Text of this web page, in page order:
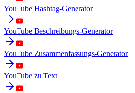
YouTube Hashtag-Generator
YouTube Beschreibungs-Generator
YouTube Zusammenfassungs-Generator
YouTube zu Text